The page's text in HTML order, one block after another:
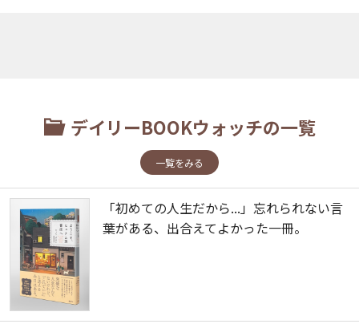
デイリーBOOKウォッチの一覧
一覧をみる
「初めての人生だから...」忘れられない言
葉がある、出合えてよかった一冊。